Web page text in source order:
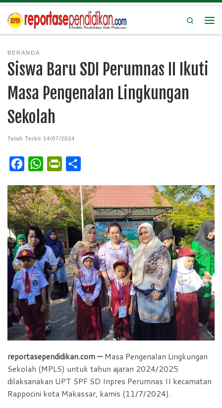
Search
BERANDA
Siswa Baru SDI Perumnas II Ikuti
Masa Pengenalan Lingkungan
Sekolah
Telah Terbit 14/07/2024
c
e
b
o
o
k
W
a
t
s
A
p
p
i
n
t
F
r
i
e
n
d
l
y
a
r
e
reportasependidikan.com —Masa Pengenalan Lingkungan
Sekolah (MPLS) untuk tahun ajaran 2024/2025
dilaksanakan UPT SPF SD Inpres Perumnas II kecamatan
Rappocini kota Makassar, kamis (11/7/2024).